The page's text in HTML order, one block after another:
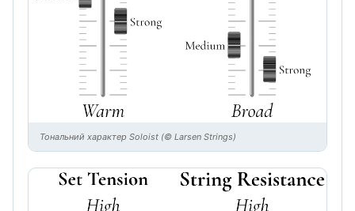
Тональний характер Soloist (© Larsen Strings)